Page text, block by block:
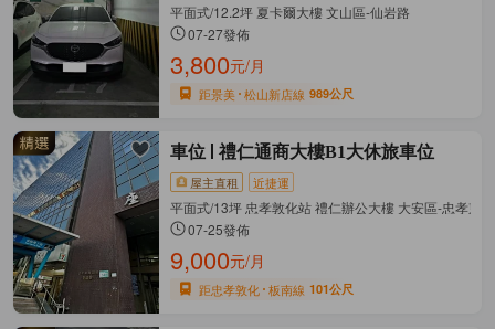
平面式/12.2坪 夏卡爾大樓 文山區-仙岩路
07-27發佈
3,800元/月
距景美 松山新店線 989公尺
車位 禮仁通商大樓B1大休旅車位
屋主直租 近捷運
平面式/13坪 忠孝敦化站 禮仁辦公大樓 大安區-忠孝東
07-25發佈
9,000元/月
距忠孝敦化 板南線 101公尺